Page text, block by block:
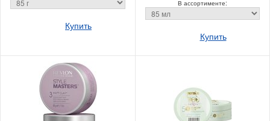
Купить
В ассортименте:
Купить